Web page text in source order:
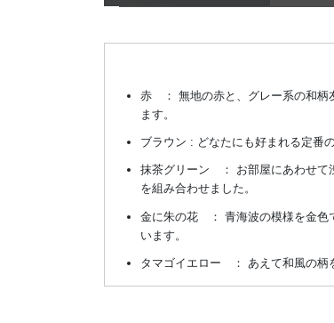
赤 ： 無地の赤と、グレー系の和柄
ます。
ブラウン : どなたにも好まれる定番
抹茶グリーン ： お部屋にあわせて
を組み合わせました。
金に朱の花 ： 青海波の模様を金色
います。
タマゴイエロー ： あえて和風の柄